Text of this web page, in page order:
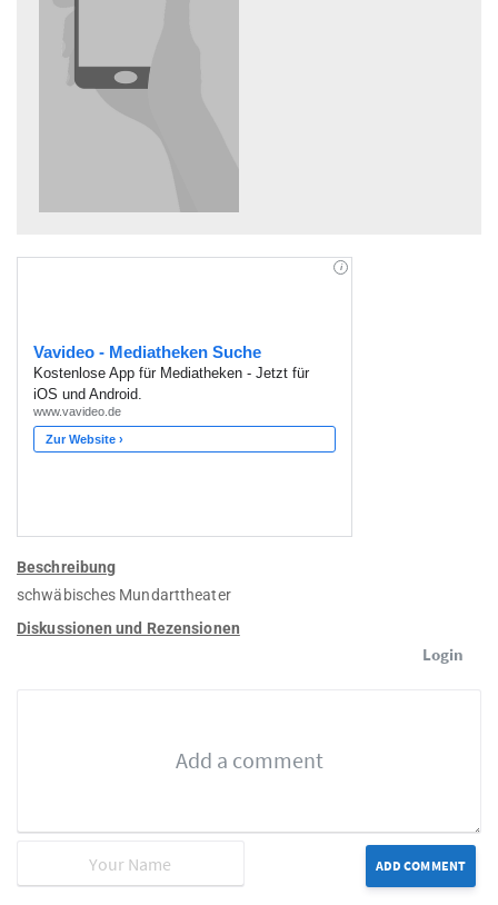
Beschreibung
schwäbisches Mundarttheater
Diskussionen und Rezensionen
Login
ADD COMMENT